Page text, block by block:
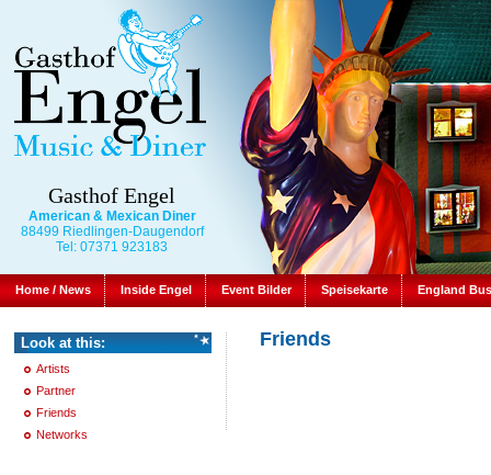
Gasthof Engel
American & Mexican Diner
88499 Riedlingen-Daugendorf
Tel: 07371 923183
Home / News Inside Engel Event Bilder Speisekarte England Bus
Look at this:
Artists
Partner
Friends
Networks
Friends